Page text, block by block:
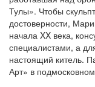
Тулы». Чтобы
достоверности,
начала XX века,
специалистами, а
настоящий китель.
Арт» в